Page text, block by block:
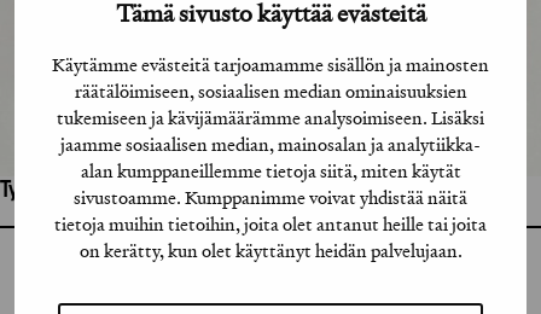
Tämä sivusto käyttää evästeitä
Käytämme evästeitä tarjoamamme sisällön ja mainosten
räätälöimiseen, sosiaalisen median ominaisuuksien
tukemiseen ja kävijämäärämme analysoimiseen. Lisäksi
jaamme sosiaalisen median, mainosalan ja analytiikka-
alan kumppaneillemme tietoja siitä, miten käytät
sivustoamme. Kumppanimme voivat yhdistää näitä
tietoja muihin tietoihin, joita olet antanut heille tai joita
on kerätty, kun olet käyttänyt heidän palvelujaan.
Työhön osallistuneet henkilöt / tahot:
GRAFIA RY